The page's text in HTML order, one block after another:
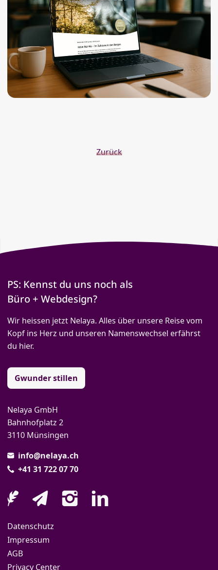
Zurück
PS: Kennst du uns noch als
Büro + Webdesign?
Wir heissen jetzt Nelaya. Alles über unsere Reise vom
Kopf ins Herz und unseren Namenswechsel erfährst
du hier.
Gwunder stillen
Nelaya GmbH
Bahnhofplatz 2
3110 Münsingen
info@nelaya.ch
+41 31 722 07 70
Datenschutz
Impressum
AGB
Privacy Center